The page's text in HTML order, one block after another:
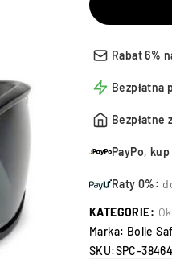
Rabat 6%
Bezpłatna
Bezpłatne
PayPo,
Raty 0%:
KATEGORIE:
Marka: Bolle
SKU:SPC-